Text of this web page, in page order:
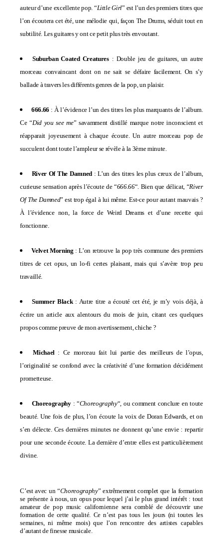
auteur d’une excellente pop. “Little Girl” est l’un des premiers titres que
l’on écoutera cet été, une mélodie qui, façon The Drums, séduit tout en
subtilité. Les guitares y ont ce petit plus très envoutant.
Suburban Coated Creatures : Double jeu de guitares, un autre
morceau convaincant dont on ne sait se défaire facilement. On s’y
ballade à travers les différents genres de la pop, un plaisir.
666.66 : À l’évidence l’un des titres les plus marquants de l’album.
Ce “Did you see me” savamment distillé marque notre inconscient et
réapparait joyeusement à chaque écoute. Un autre morceau pop de
succulent dont toute l’ampleur se révèle à la 3ème minute.
River Of The Damned: L’un des titres les plus creux de l’album,
curieuse sensation après l’écoute de “666.66“. Bien que délicat, “River
Of The Damned” est trop égal à lui même. Est-ce pour autant mauvais ?
À l’évidence non, la force de Weird Dreams et d’une recette qui
fonctionne.
Velvet Morning : L’on retrouve la pop très commune des premiers
titres de cet opus, un lo-fi certes plaisant, mais qui s’avère trop peu
travaillé.
Summer Black: Autre titre a écouté cet été, je m’y vois déjà, à
écrire un article aux alentours du mois de juin, citant ces quelques
propos comme preuve de mon avertissement, chiche ?
Michael: Ce morceau fait lui partie des meilleurs de l’opus,
l’originalité se confond avec la créativité d’une formation décidément
prometteuse.
Choreography: “Choreography“, ou comment conclure en toute
beauté. Une fois de plus, l’on écoute la voix de Doran Edwards, et on
s’en délecte. Ces dernières minutes ne donnent qu’une envie : repartir
pour une seconde écoute. La dernière d’entre elles est particulièrement
divine.
C’est avec un “Choreography” extrêmement complet que la formation
se présente à nous, un opus pour lequel j’ai le plus grand intérêt : tout
amateur de pop music californienne sera comblé de découvrir une
formation de cette qualité. Ce n’est pas tous les jours (ni toutes les
semaines, ni même mois) que l’on rencontre des artistes capables
d’autant de finesse musicale.